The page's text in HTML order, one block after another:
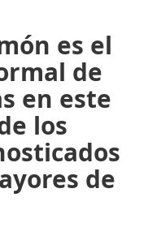
es el
de
en este
los
de